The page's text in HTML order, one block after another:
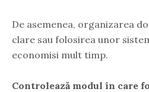
De asemenea, organizarea
clare sau folosirea unor
economisi mult timp.
Controlează modul în care